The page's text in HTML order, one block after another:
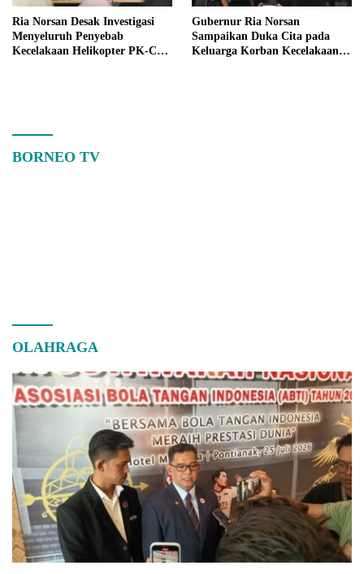
Ria Norsan Desak Investigasi
Menyeluruh Penyebab
Kecelakaan Helikopter PK-CFX
Gubernur Ria Norsan
Sampaikan Duka Cita pada
Keluarga Korban Kecelakaan
BORNEO TV
OLAHRAGA